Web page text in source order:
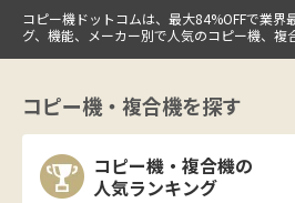
コピー機ドットコムは、最大84%OFFで業界
グ、機能、メーカー別で人気のコピー機、複
コピー機・複合機を探す
コピー機・複合機の
人気ランキング